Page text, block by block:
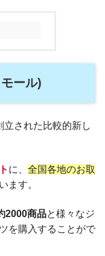
ール)
された比較的新し
に、 全国各地のお取
ます。
2000商品と様々なジ
を購入することがで